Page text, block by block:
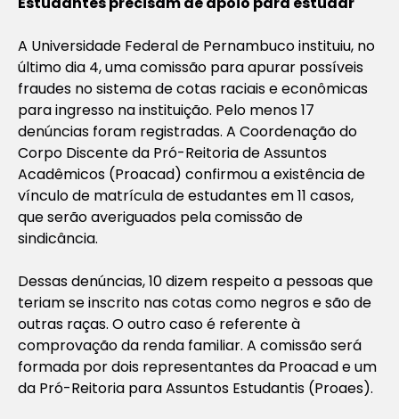
A Universidade Federal de Pernambuco instituiu, no
último dia 4, uma comissão para apurar possíveis
fraudes no sistema de cotas raciais e econômicas
para ingresso na instituição. Pelo menos 17
denúncias foram registradas. A Coordenação do
Corpo Discente da Pró-Reitoria de Assuntos
Acadêmicos (Proacad) confirmou a existência de
vínculo de matrícula de estudantes em 11 casos,
que serão averiguados pela comissão de
sindicância.
Dessas denúncias, 10 dizem respeito a pessoas que
teriam se inscrito nas cotas como negros e são de
outras raças. O outro caso é referente à
comprovação da renda familiar. A comissão será
formada por dois representantes da Proacad e um
da Pró-Reitoria para Assuntos Estudantis (Proaes).